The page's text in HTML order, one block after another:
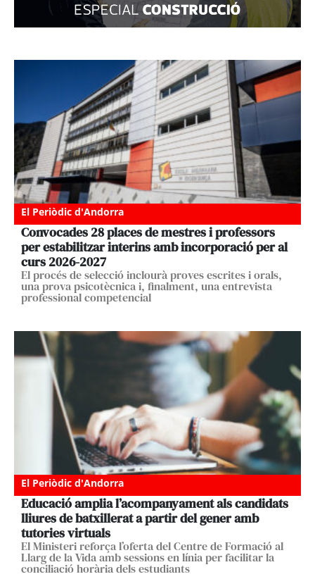
El Periòdic d'Andorra
Convocades 28 places de mestres i professors
per estabilitzar interins amb incorporació per al
curs 2026-2027
El procés de selecció inclourà proves escrites i orals,
una prova psicotècnica i, finalment, una entrevista
professional competencial
El Periòdic d'Andorra
Educació amplia l’acompanyament als candidats
lliures de batxillerat a partir del gener amb
tutories virtuals
El Ministeri reforça l’oferta del Centre de Formació al
Llarg de la Vida amb sessions en línia per facilitar la
conciliació horària dels estudiants